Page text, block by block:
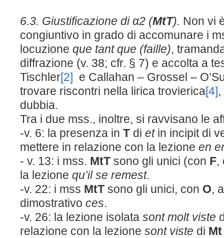
6.3. Giustificazione di α2 (MtT). Non vi
congiuntivo in grado di accomunare i
locuzione que tant que (faille),
diffrazione (v. 38; cfr. § 7) e accolta a
Tischler[2] e Callahan – Grossel –
trovare riscontri nella lirica trovierica[4]
dubbia.
Tra i due mss., inoltre, si ravvisano le
-v. 6: la presenza in T di et in incipit di
mettere in relazione con la lezione en
- v. 13: i mss. MtT sono gli unici (con F,
la lezione qu’il se remest.
-v. 22: i mss MtT sono gli unici, con O,
dimostrativo ces.
-v. 26: la lezione isolata sont molt viste
relazione con la lezione sont viste di Mt